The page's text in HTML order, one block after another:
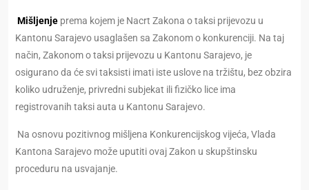
Mišljenje prema kojem je Nacrt Zakona o taksi prijevozu u
Kantonu Sarajevo usaglašen sa Zakonom o konkurenciji. Na taj
način, Zakonom o taksi prijevozu u Kantonu Sarajevo, je
osigurano da će svi taksisti imati iste uslove na tržištu, bez obzira
koliko udruženje, privredni subjekat ili fizičko lice ima
registrovanih taksi auta u Kantonu Sarajevo.
Na osnovu pozitivnog mišljena Konkurencijskog vijeća, Vlada
Kantona Sarajevo može uputiti ovaj Zakon u skupštinsku
proceduru na usvajanje.